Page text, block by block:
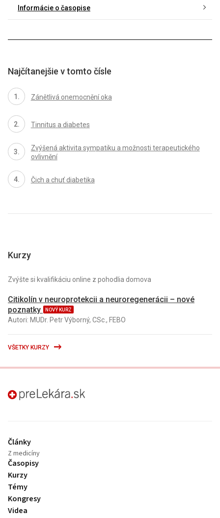
Informácie o časopise
Najčítanejšie v tomto čísle
Zánětlivá onemocnění oka
Tinnitus a diabetes
Zvýšená aktivita sympatiku a možnosti terapeutického
ovlivnění
Čich a chuť diabetika
Kurzy
Zvýšte si kvalifikáciu online z pohodlia domova
Citikolín v neuroprotekcii a neuroregenerácii – nové
poznatky
NOVÝ KURZ
Autori: MUDr. Petr Výborný, CSc., FEBO
VŠETKY KURZY
preLekára.sk
Články
Z medicíny
Časopisy
Kurzy
Témy
Kongresy
Videa